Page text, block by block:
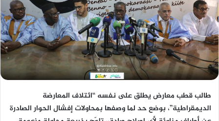
طالب قطب معارض يطلق على نفسه “ائتلاف المعارضة
الديمقراطية”، بوضع حد لما وصفها بمحاولات إفشال الحوار الصادرة